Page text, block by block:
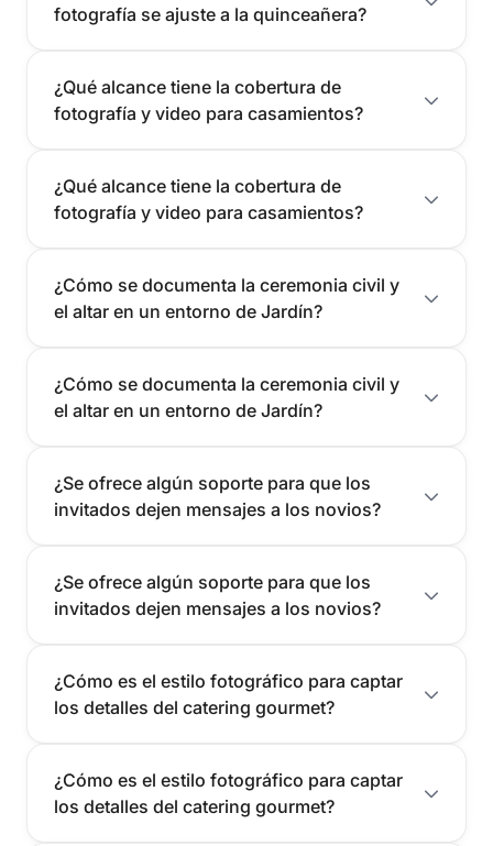
fotografía se ajuste a la quinceañera?
¿Qué alcance tiene la cobertura de
fotografía y video para casamientos?
¿Qué alcance tiene la cobertura de
fotografía y video para casamientos?
¿Cómo se documenta la ceremonia civil y
el altar en un entorno de Jardín?
¿Cómo se documenta la ceremonia civil y
el altar en un entorno de Jardín?
¿Se ofrece algún soporte para que los
invitados dejen mensajes a los novios?
¿Se ofrece algún soporte para que los
invitados dejen mensajes a los novios?
¿Cómo es el estilo fotográfico para captar
los detalles del catering gourmet?
¿Cómo es el estilo fotográfico para captar
los detalles del catering gourmet?